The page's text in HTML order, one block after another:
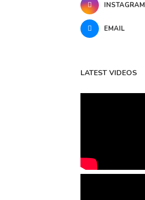
INSTAGRAM
EMAIL
LATEST VIDEOS